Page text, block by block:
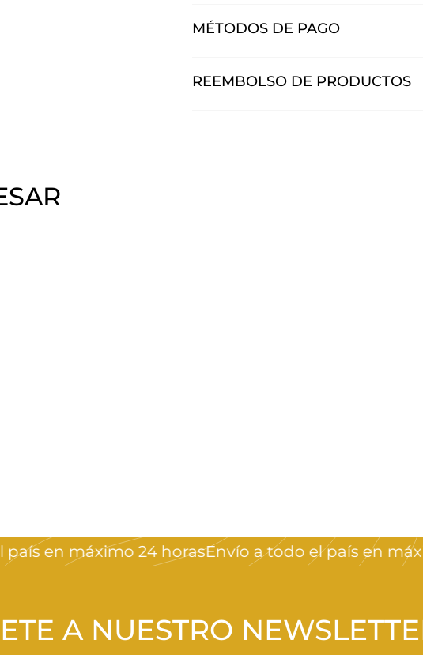
MÉTODOS DE PAGO
REEMBOLSO DE PRODUCTOS
en máximo 24 horasEnvío a todo el país en
A NUESTRO